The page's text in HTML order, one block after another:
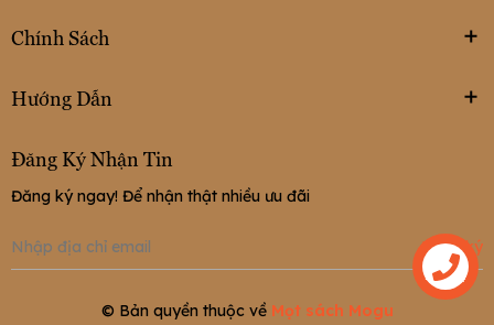
Chính Sách
Hướng Dẫn
Đăng Ký Nhận Tin
Đăng ký ngay! Để nhận thật nhiều ưu đãi
Đăng ký
© Bản quyền thuộc về Mọt sách Mogu
Liên hệ